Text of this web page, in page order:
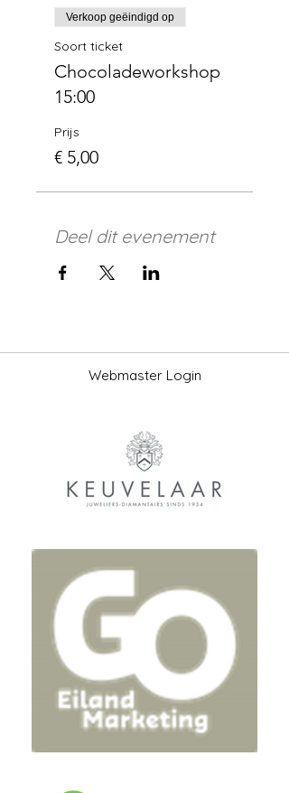
Verkoop geëindigd op
Soort ticket
Chocoladeworkshop
15:00
Prijs
€ 5,00
Deel dit evenement
Webmaster Login